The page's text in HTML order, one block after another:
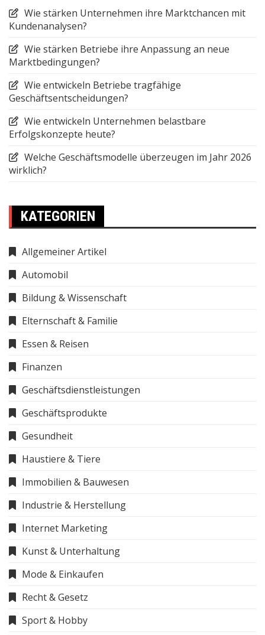
Wie stärken Unternehmen ihre Marktchancen mit
Kundenanalysen?
Wie stärken Betriebe ihre Anpassung an neue
Marktbedingungen?
Wie entwickeln Betriebe tragfähige
Geschäftsentscheidungen?
Wie entwickeln Unternehmen belastbare
Erfolgskonzepte heute?
Welche Geschäftsmodelle überzeugen im Jahr 2026
wirklich?
KATEGORIEN
Allgemeiner Artikel
Automobil
Bildung & Wissenschaft
Elternschaft & Familie
Essen & Reisen
Finanzen
Geschäftsdienstleistungen
Geschäftsprodukte
Gesundheit
Haustiere & Tiere
Immobilien & Bauwesen
Industrie & Herstellung
Internet Marketing
Kunst & Unterhaltung
Mode & Einkaufen
Recht & Gesetz
Sport & Hobby